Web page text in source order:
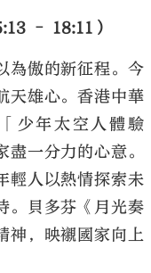
– 18:11）
為傲的新征程。今
天雄心。香港中華
少年太空人體驗
一分力的心意。
輕人以熱情探索未
。貝多芬《月光奏
神，映襯國家向上